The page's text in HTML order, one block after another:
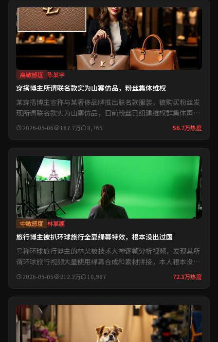
高敏感度 陈某宇
穿搭博主所谓联名款实为山寨仿品，粉丝集体维权
某穿搭博主宣称与某奢侈品牌推出联名款服装，被购买粉丝发
现所谓联名款实为山寨仿品，目前粉丝已组建维权群集体声
讨...2026-05-06 187.7万 8,765 56.7万热度
中敏感度 林某鹿
旅行博主被扒环球旅行全靠绿幕特效，根本没出过国
号称环球旅行博主的林某被技术大神逐帧分析视频，发现其所
谓环球旅行视频大量使用绿幕合成和素材拼接，本人根本没出
过国...
2026-05-05 212.3万 10,987 72.3万热度